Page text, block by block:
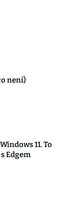
není)
11. To
Edgem